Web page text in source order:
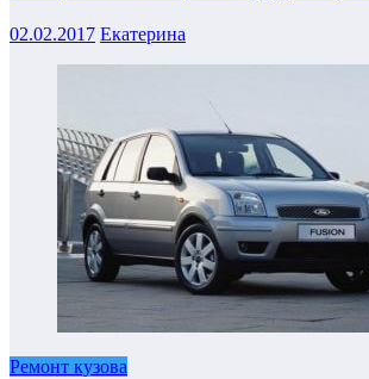
02.02.2017 Екатерина
Ремонт кузова